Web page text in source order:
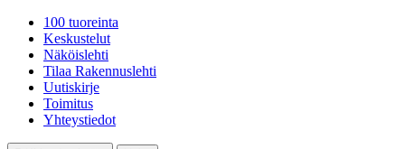
100 tuoreinta
Keskustelut
Näköislehti
Tilaa Rakennuslehti
Uutiskirje
Toimitus
Yhteystiedot